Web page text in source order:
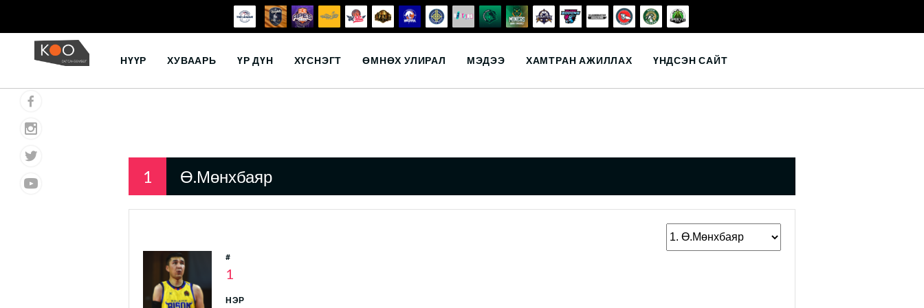
НҮҮР ХУВААРЬ ҮР ДҮН ХҮСНЭГТ ӨМНӨХ УЛИРАЛ МЭДЭЭ ХАМТРАН АЖИЛЛАХ ҮНДСЭН САЙТ
1 Ө.Мөнхбаяр
#
1
НЭР